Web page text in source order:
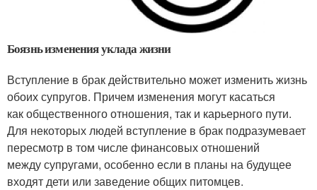
Боязнь изменения уклада жизни
Вступление в брак действительно может изменить жизнь
обоих супругов. Причем изменения могут касаться
как общественного отношения, так и карьерного пути.
Для некоторых людей вступление в брак подразумевает
пересмотр в том числе финансовых отношений
между супругами, особенно если в планы на будущее
входят дети или заведение общих питомцев.